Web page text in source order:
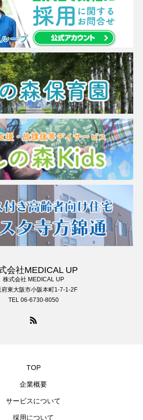
会社MEDICAL UP
株式会社 MEDICAL UP
府東大阪市小阪本町1-7-1-2F
TEL 06-6730-8050
TOP
企業概要
サービスについて
採用について